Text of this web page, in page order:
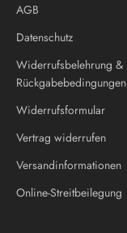
AGB
Datenschutz
Widerrufsbelehrung &
Rückgabebedingungen
Widerrufsformular
Vertrag widerrufen
Versandinformationen
Online-Streitbeilegung